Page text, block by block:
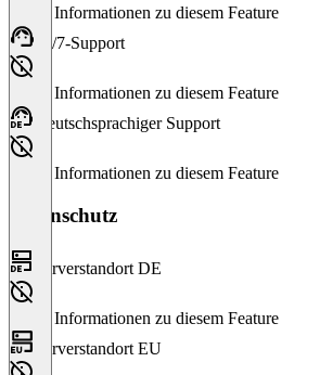
Keine Informationen zu diesem Feature
24/7-Support
Keine Informationen zu diesem Feature
Deutschsprachiger Support
Keine Informationen zu diesem Feature
Datenschutz
Serverstandort DE
Keine Informationen zu diesem Feature
Serverstandort EU